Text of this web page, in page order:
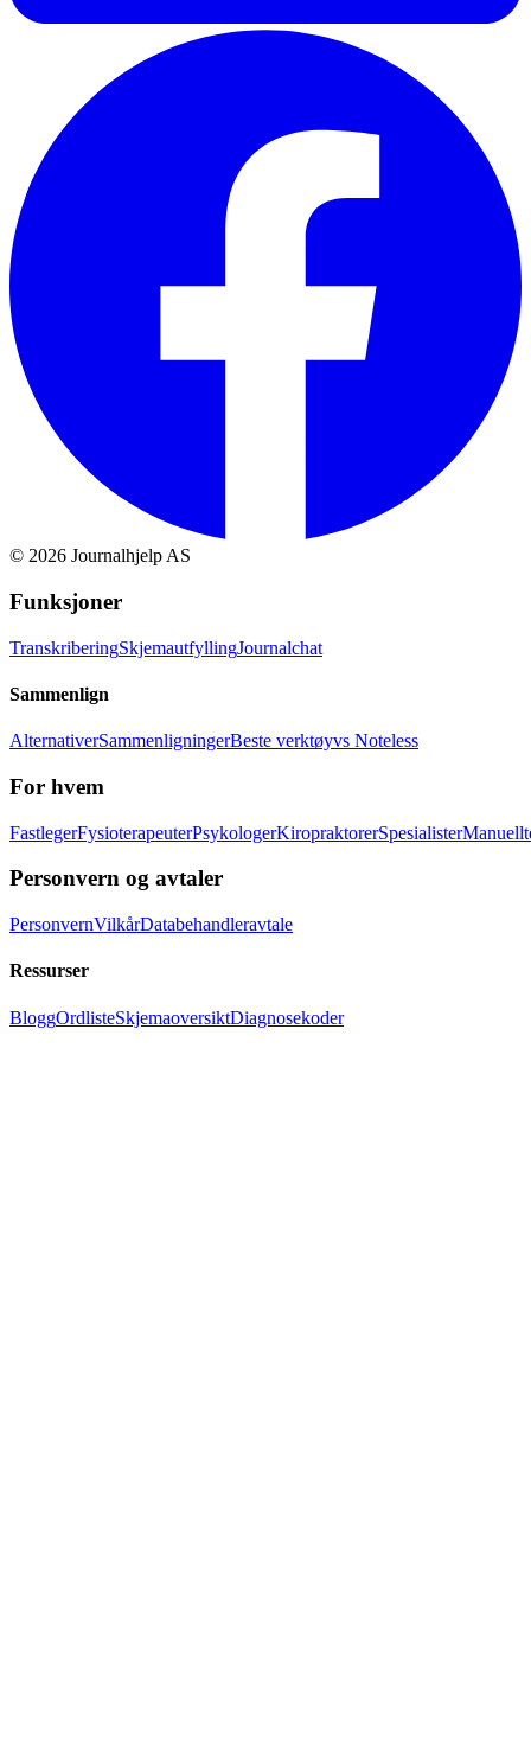
© 2026 Journalhjelp AS
Funksjoner
TranskriberingSkjemautfyllingJournalchat
Sammenlign
AlternativerSammenligningerBeste verktøyvs Noteless
For hvem
FastlegerFysioterapeuterPsykologerKiropraktorerSpesialister
Personvern og avtaler
PersonvernVilkårDatabehandleravtale
Ressurser
BloggOrdlisteSkjemaoversiktDiagnosekoder